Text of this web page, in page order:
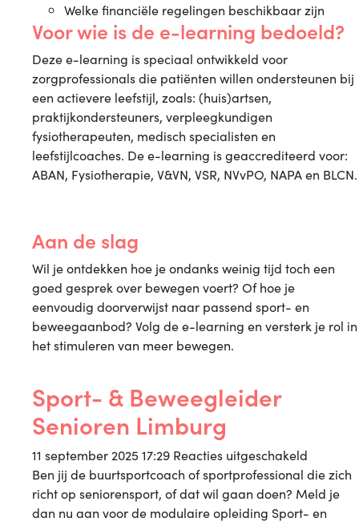
Welke financiële regelingen beschikbaar zijn
Voor wie is de e-learning bedoeld?
Deze e-learning is speciaal ontwikkeld voor
zorgprofessionals die patiënten willen ondersteunen bij
een actievere leefstijl, zoals: (huis)artsen,
praktijkondersteuners, verpleegkundigen
fysiotherapeuten, medisch specialisten en
leefstijlcoaches. De e-learning is geaccrediteerd voor:
ABAN, Fysiotherapie, V&VN, VSR, NVvPO, NAPA en BLCN.
Aan de slag
Wil je ontdekken hoe je ondanks weinig tijd toch een
goed gesprek over bewegen voert? Of hoe je
eenvoudig doorverwijst naar passend sport- en
beweegaanbod? Volg de e-learning en versterk je rol in
het stimuleren van meer bewegen.
Sport- & Beweegleider
Senioren Limburg
11 september 2025 17:29 Reacties uitgeschakeld
Sport-
&
Ben jij de buurtsportcoach of sportprofessional die zich
richt op seniorensport, of dat wil gaan doen? Meld je
dan nu aan voor de modulaire opleiding Sport- en